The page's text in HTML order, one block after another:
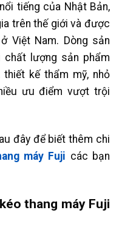
tiếng của Nhật Bản,
trên thế giới và được
Việt Nam. Dòng sản
lượng sản phẩm
kế thẩm mỹ, nhỏ
ưu điểm vượt trội
đây để biết thêm chi
máy Fuji các bạn
thang máy Fuji